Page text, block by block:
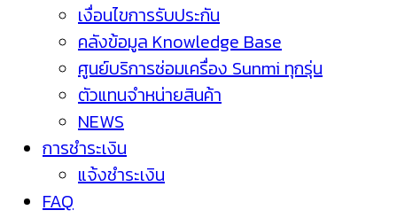
เงื่อนไขการรับประกัน
คลังข้อมูล Knowledge Base
ศูนย์บริการซ่อมเครื่อง Sunmi ทุกรุ่น
ตัวแทนจำหน่ายสินค้า
NEWS
การชำระเงิน
แจ้งชำระเงิน
FAQ